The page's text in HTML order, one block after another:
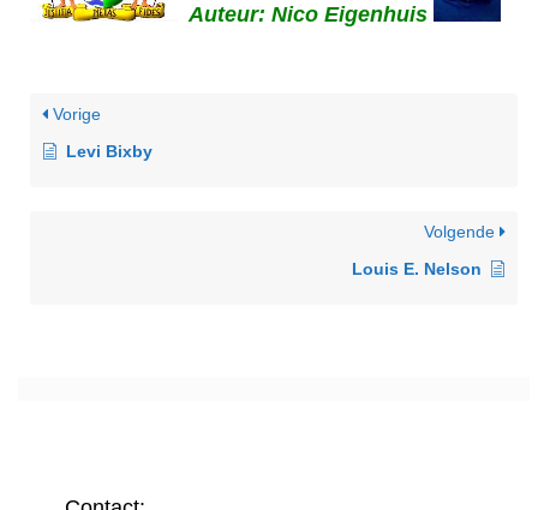
Auteur: Nico Eigenhuis
Vorige
Levi Bixby
Volgende
Louis E. Nelson